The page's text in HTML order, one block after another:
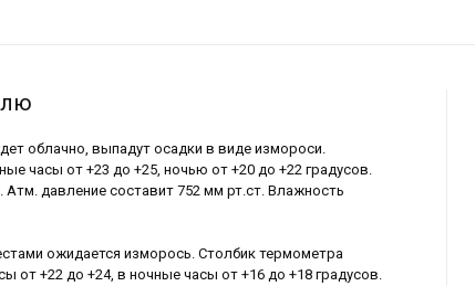
облачно, выпадут осадки в виде измороси.
часы от +23 до +25, ночью от +20 до +22 градусов.
давление составит 752 мм рт.ст. Влажность
ожидается изморось. Столбик термометра
от +22 до +24, в ночные часы от +16 до +18 градусов.